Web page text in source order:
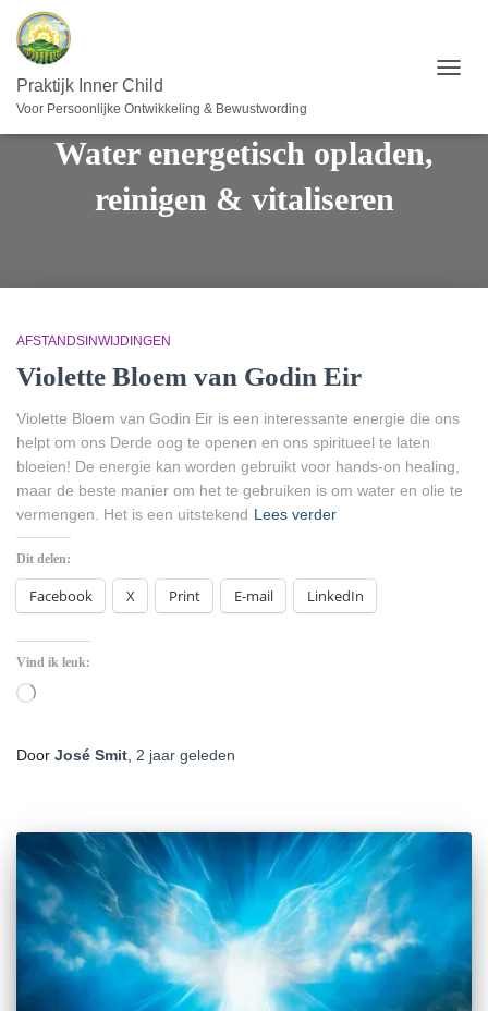
Praktijk Inner Child
Voor Persoonlijke Ontwikkeling & Bewustwording
Water energetisch opladen,
reinigen & vitaliseren
AFSTANDSINWIJDINGEN
Violette Bloem van Godin Eir
Violette Bloem van Godin Eir is een interessante energie die ons
helpt om ons Derde oog te openen en ons spiritueel te laten
bloeien! De energie kan worden gebruikt voor hands-on healing,
maar de beste manier om het te gebruiken is om water en olie te
vermengen. Het is een uitstekend Lees verder
Dit delen:
Facebook X Print E-mail LinkedIn
Vind ik leuk:
Aan
Door José Smit 2 jaar geleden